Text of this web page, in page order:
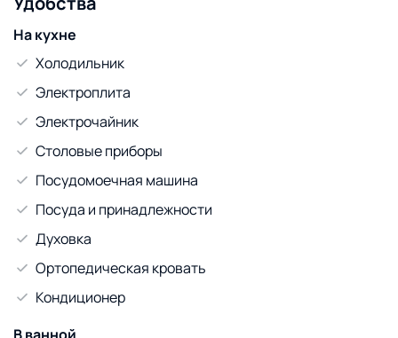
На кухне
Холодильник
Электроплита
Электрочайник
Столовые приборы
Посудомоечная машина
Посуда и принадлежности
Духовка
Ортопедическая кровать
Кондиционер